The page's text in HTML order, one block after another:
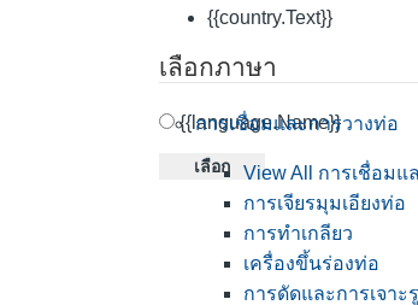
{{country.Text}}
เลือกภาษา
{{language.Name}}
เลือก
การเชื่อมและการวางท่อ
View All การเชื่อมแ
การเจียรมุมเอียงท่อ
การทำเกลียว
เครื่องขึ้นร่องท่อ
การดัดและการเจาะรู